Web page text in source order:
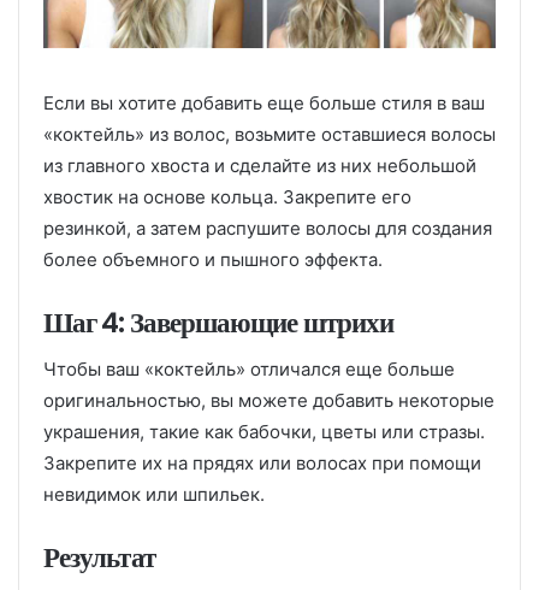
Если вы хотите добавить еще больше стиля в ваш
«коктейль» из волос, возьмите оставшиеся волосы
из главного хвоста и сделайте из них небольшой
хвостик на основе кольца. Закрепите его
резинкой, а затем распушите волосы для создания
более объемного и пышного эффекта.
Шаг 4: Завершающие штрихи
Чтобы ваш «коктейль» отличался еще больше
оригинальностью, вы можете добавить некоторые
украшения, такие как бабочки, цветы или стразы.
Закрепите их на прядях или волосах при помощи
невидимок или шпильек.
Результат